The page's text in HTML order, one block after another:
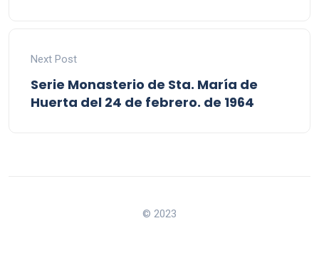
Next Post
Serie Monasterio de Sta. María de
Huerta del 24 de febrero. de 1964
© 2023